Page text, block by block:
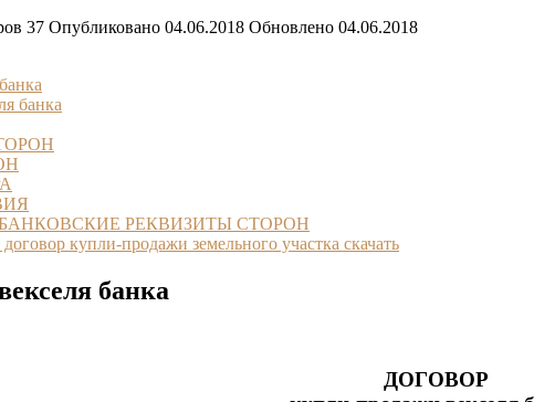
37 Опубликовано 04.06.2018 Обновлено 04.06.2018
банка
РЕКВИЗИТЫ СТОРОН
купли-продажи земельного участка скачать
банка
ДОГОВОР